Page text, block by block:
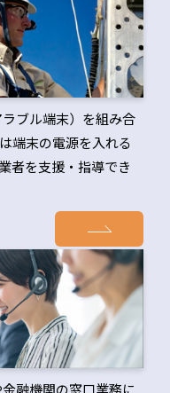
ブル端末）を組み合
端末の電源を入れる
者を支援・指導でき
融機関の窓口業務に